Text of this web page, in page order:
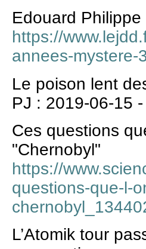
Edouard
https://
annees-mystere-
Le poison lent
PJ : 2019-06-15
Ces questions
"Chernobyl"
https://
questions-que-l-
L’Atomik tour